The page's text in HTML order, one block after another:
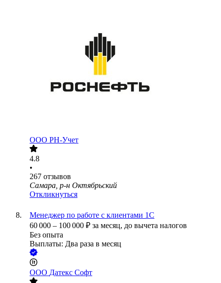
ООО РН-Учет
4.8
•
267 отзывов
Самара, р-н Октябрьский
Откликнуться
Менеджер по работе с клиентами 1С
60 000 – 100 000 ₽ за месяц, до вычета налогов
Без опыта
Выплаты: Два раза в месяц
ООО Датекс Софт